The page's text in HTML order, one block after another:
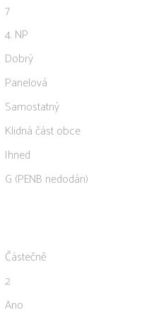
7
4. NP
Dobrý
Panelová
Samostatný
Klidná část obce
Ihned
G (PENB nedodán)
Částečně
2
Ano